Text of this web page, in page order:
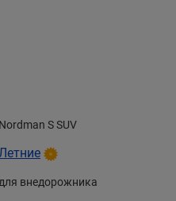
Nordman S SUV
для внедорожника